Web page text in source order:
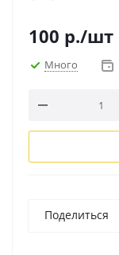
100 р./шт
Много
Поделиться